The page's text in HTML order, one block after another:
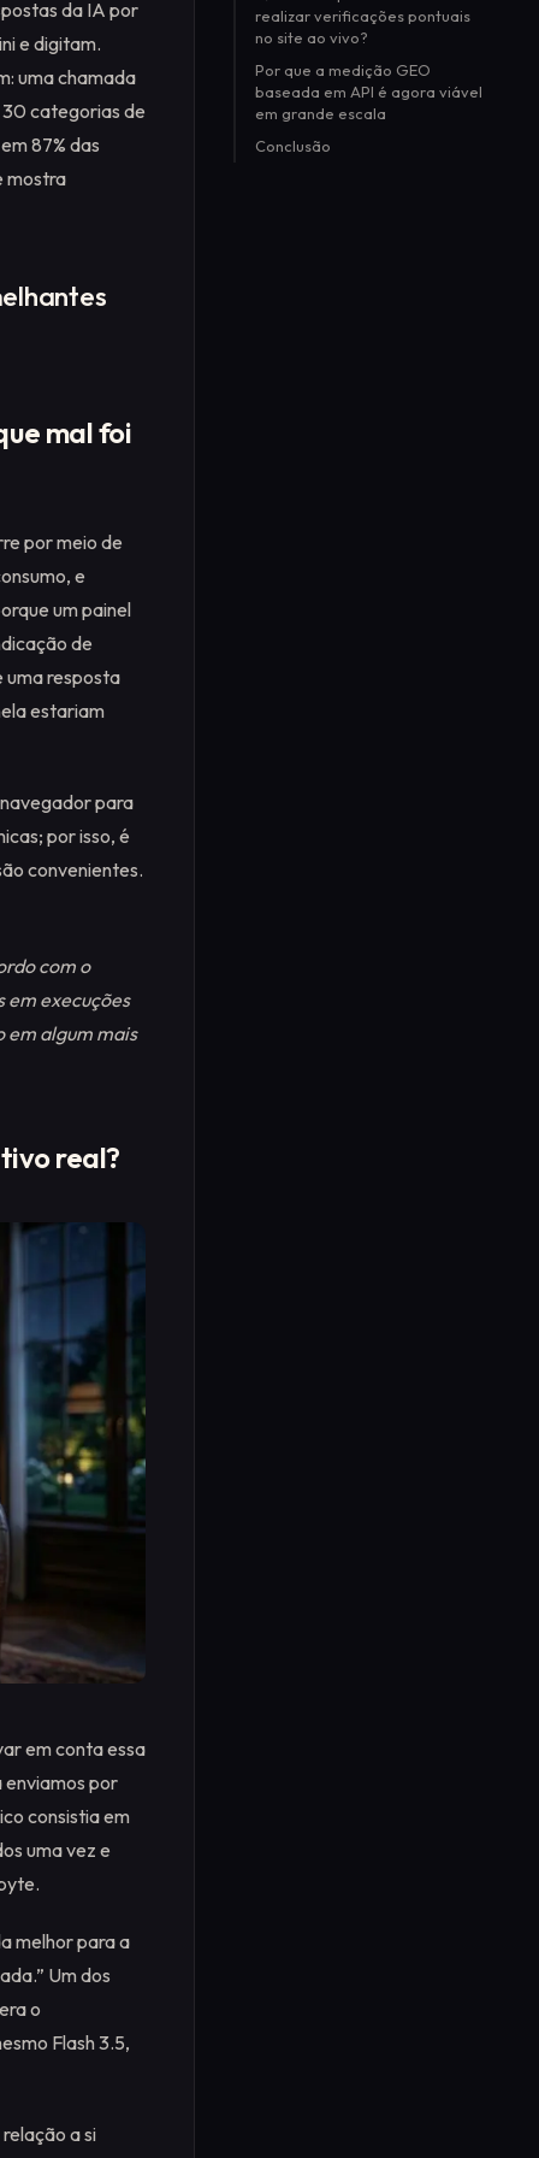
da IA por
e digitam.
uma chamada
30 categorias de
87% das
mostra
mal foi
por meio de
e
um painel
de
uma resposta
estariam
para
por isso, é
convenientes.
com o
em execuções
em algum mais
real?
em conta essa
enviamos por
consistia em
uma vez e
melhor para a
Um dos
o
Flash 3.5,
a si
realizar verificações pontuais
no site ao vivo?
Por que a medição GEO
baseada em API é agora viável
em grande escala
Conclusão